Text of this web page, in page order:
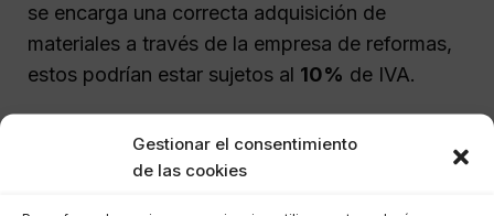
Gestionar el consentimiento
de las cookies
se encarga una correcta adquisición de
materiales a través de la empresa de reformas,
estos podrían estar sujetos al 10% de IVA.
Conclusión